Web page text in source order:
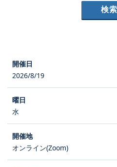
2026/8/19
水
オンライン(Zoom)